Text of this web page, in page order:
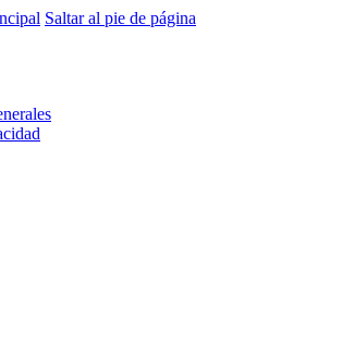
Saltar al pie de página